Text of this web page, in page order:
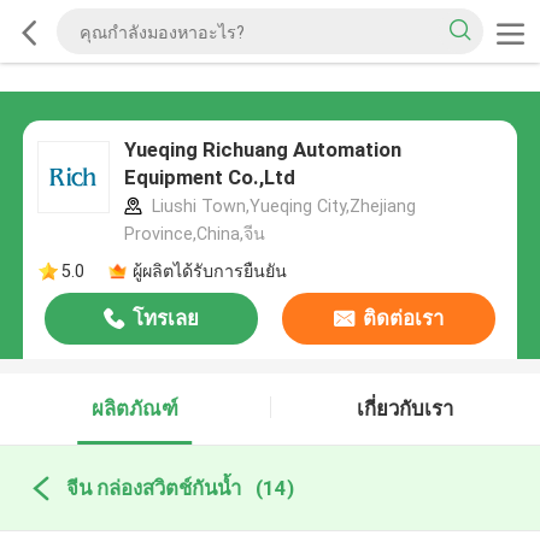
Yueqing Richuang Automation
Equipment Co.,Ltd
Liushi Town,Yueqing City,Zhejiang
Province,China,จีน
5.0
ผู้ผลิตได้รับการยืนยัน
โทรเลย ติดต่อเรา
ผลิตภัณฑ์ เกี่ยวกับเรา
จีน กล่องสวิตช์กันน้ำ (14)